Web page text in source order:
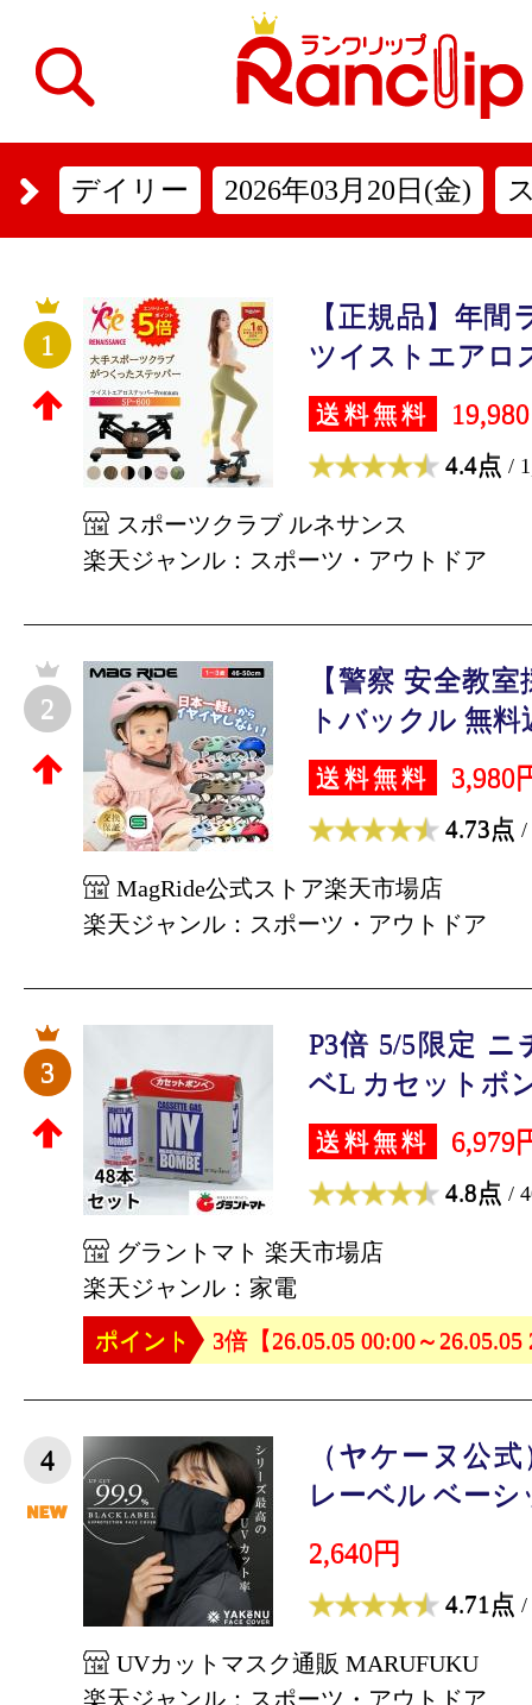
デイリー 2026年03月20日(金)
1
【正規品】年
ツイストエアロ
送料無料
4.4点 /
スポーツクラブ ルネサンス
楽天ジャンル：スポーツ・アウトドア
2
【警察 安全教
トバックル 無料
送料無料 3,980
4.73点 /
MagRide公式ストア楽天市場店
楽天ジャンル：スポーツ・アウトドア
3
P3倍 5/5限定
ベL カセットボ
送料無料 6,979
4.8点 /
グラントマト 楽天市場店
楽天ジャンル：家電
ポイント
3倍【26.05.05 00:00～26.05.05
4
（ヤケーヌ公
レーベル ベーシ
2,640円
4.71点 /
UVカットマスク通販 MARUFUKU
楽天ジャンル：スポーツ・アウトドア